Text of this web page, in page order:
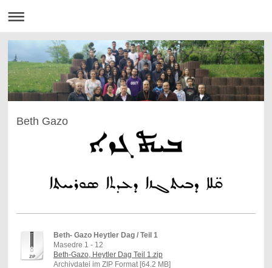
Mor Petrus & Paulus - Syrisch-Orthodoxe Kirche von Antiochien
in Bietigheim-Bissingen e.V.
ܥܕܬܐ ܣܘܪܝܝܬܐ ܐܪܬܕܘܟܣܝܬܐ ܕܐܢܛܝܘܟܝܐ ܒܒܝܬܝܓܗܐܝܡ ܒܝܣܝܢܓܢ
Beth Gazo
Beth- Gazo Heytler Dag / Teil 1
Masedre 1 - 12
Beth-Gazo, Heytler Dag Teil 1.zip
Archivdatei im ZIP Format [64.2 MB]